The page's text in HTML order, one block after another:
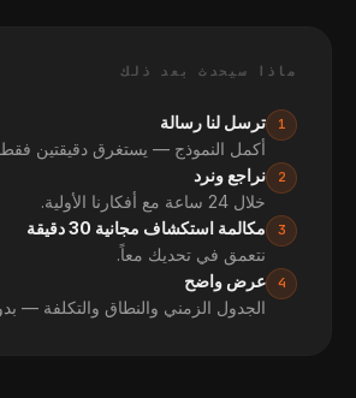
ماذا سيحدث بعد ذلك
1
ترسل لنا رسالة
أكمل النموذج — يستغرق دقيقتين
2
نراجع ونرد
خلال 24 ساعة مع أفكارنا الأولية.
3
مكالمة استكشاف مجانية 30 دقيقة
نتعمق في تحديك معاً.
4
عرض واضح
الجدول الزمني والنطاق والتكلفة —